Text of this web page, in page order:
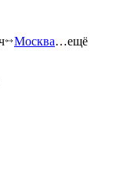
Москва…ещё